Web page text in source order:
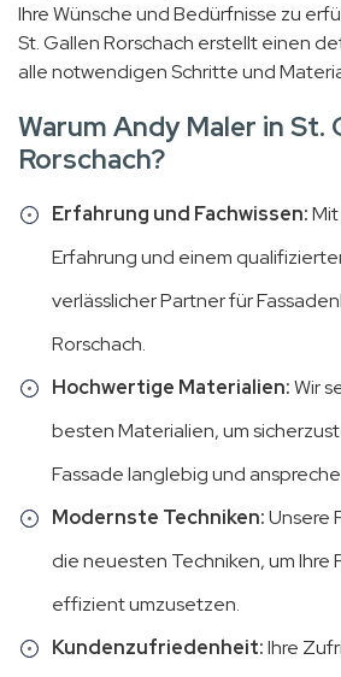
Ihre Wünsche und Bedürfnisse zu
St. Gallen Rorschach erstellt einen
alle notwendigen Schritte und
Warum Andy Maler in St.
Rorschach?
Erfahrung und Fachwissen:
Erfahrung und einem
verlässlicher Partner für
Rorschach.
Hochwertige Materialien:Wir
besten Materialien, um
Fassade langlebig und
Modernste Techniken:Unsere
die neuesten Techniken, um Ihre
effizient umzusetzen.
Kundenzufriedenheit:Ihre